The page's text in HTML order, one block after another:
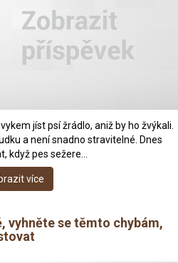
jíst psí žrádlo, aniž by ho žvýkali.
a není snadno stravitelné. Dnes
když pes sežere…
více
vyhněte se těmto chybám,